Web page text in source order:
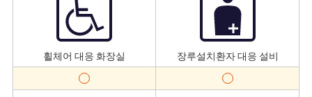
휠체어 대응 화장실 장루설치환자 대응 설비